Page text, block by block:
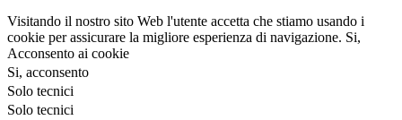
Visitando il nostro sito Web l'utente accetta che stiamo usando i
cookie per assicurare la migliore esperienza di navigazione. Si,
Acconsento ai cookie
Si, acconsento
Solo tecnici
Solo tecnici